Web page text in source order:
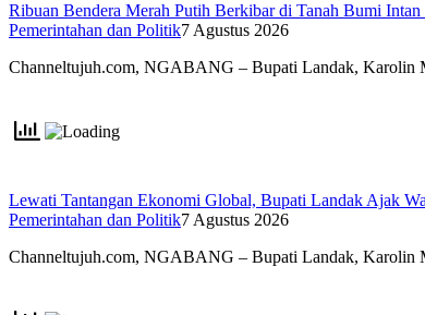
Ribuan Bendera Merah Putih Berkibar di Tanah Bumi
Pemerintahan dan Politik7 Agustus 2026
Channeltujuh.com, NGABANG – Bupati Landak, Karolin
Lewati Tantangan Ekonomi Global, Bupati Landak Ajak
Pemerintahan dan Politik7 Agustus 2026
Channeltujuh.com, NGABANG – Bupati Landak, Karolin